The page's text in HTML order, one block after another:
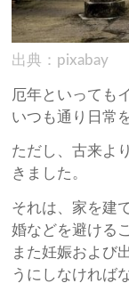
出典：pixabay
厄年といっても
いつも通り日常
ただし、古来よ
きました。
それは、家を建
婚などを避ける
また妊娠および
うにしなければ